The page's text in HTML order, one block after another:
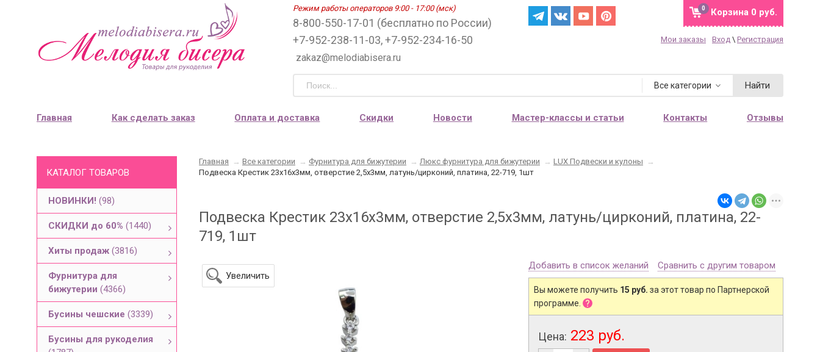
Режим работы операторов 9:00 - 17:00 (мск)
8-800-550-17-01 (бесплатно по России)
+7-952-238-11-03, +7-952-234-16-50
zakaz@melodiabisera.ru
Корзина 0 руб.
0
Мои заказы Вход \ Регистрация
Все категории Найти
Главная Как сделать заказ Оплата и доставка Скидки Новости Мастер-классы и статьи Контакты Отзывы
КАТАЛОГ ТОВАРОВ
НОВИНКИ! (98)
СКИДКИ до 60% (1440)
Хиты продаж (3816)
Фурнитура для
бижутерии (4366)
Бусины чешские (3339)
Бусины для рукоделия
Главная → Все категории → Фурнитура для бижутерии → Люкс фурнитура для бижутерии → LUX Подвески и кулоны
→
Подвеска Крестик 23х16х3мм, отверстие 2,5х3мм, латунь/цирконий, платина, 22-719, 1шт
Подвеска Крестик 23х16х3мм, отверстие 2,5х3мм, латунь/цирконий, платина, 22-
719, 1шт
Увеличить
Добавить в список желаний Сравнить с другим товаром
Вы можете получить 15 руб. за этот товар по Партнерской
программе.
Цена: 223 руб.